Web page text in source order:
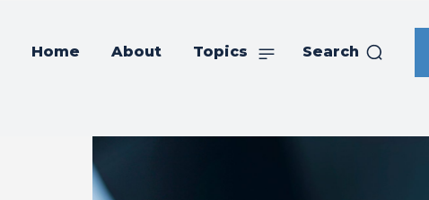
Home About Topics Search